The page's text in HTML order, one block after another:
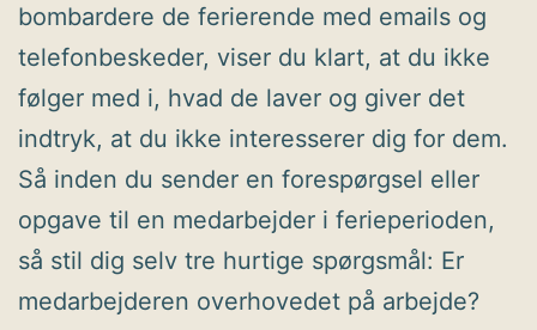
bombardere de ferierende med emails og
telefonbeskeder, viser du klart, at du ikke
følger med i, hvad de laver og giver det
indtryk, at du ikke interesserer dig for dem.
Så inden du sender en forespørgsel eller
opgave til en medarbejder i ferieperioden,
så stil dig selv tre hurtige spørgsmål: Er
medarbejderen overhovedet på arbejde?